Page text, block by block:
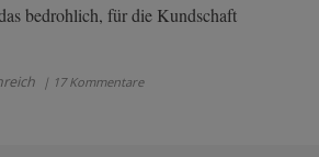
bedrohlich, für die Kundschaft
| 17 Kommentare